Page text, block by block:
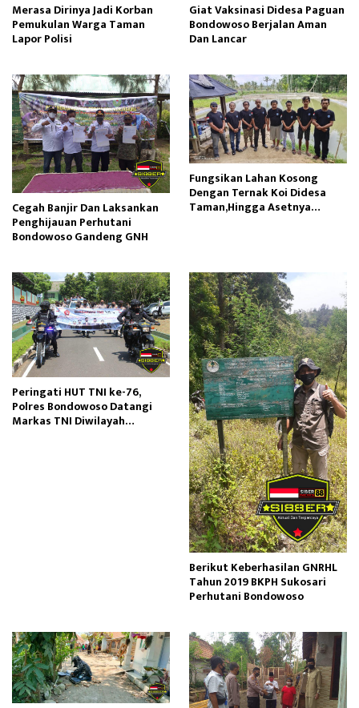
Merasa Dirinya Jadi Korban
Pemukulan Warga Taman
Lapor Polisi
Giat Vaksinasi Didesa Paguan
Bondowoso Berjalan Aman
Dan Lancar
Cegah Banjir Dan Laksankan
Penghijauan Perhutani
Bondowoso Gandeng GNH
Fungsikan Lahan Kosong
Dengan Ternak Koi Didesa
Taman,Hingga Asetnya
Peringati HUT TNI ke-76,
Polres Bondowoso Datangi
Markas TNI Diwilayah
Berikut Keberhasilan GNRHL
Tahun 2019 BKPH Sukosari
Perhutani Bondowoso